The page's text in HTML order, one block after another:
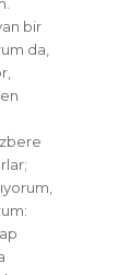
bir
da,